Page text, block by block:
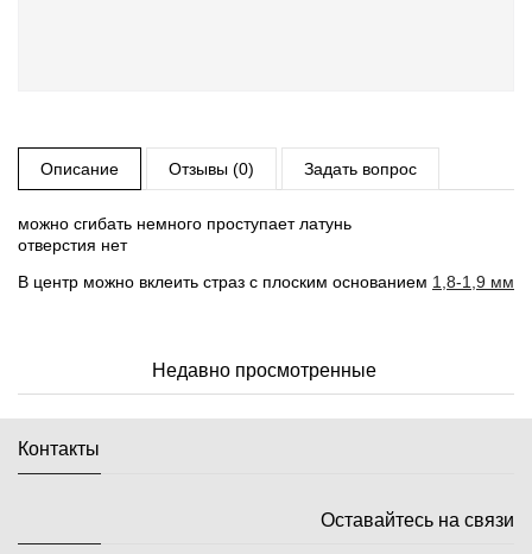
Описание Отзывы (0) Задать вопрос
можно сгибать немного проступает латунь
отверстия нет
В центр можно вклеить страз с плоским основанием 1,8-1,9 мм
Недавно просмотренные
Контакты
Оставайтесь на связи